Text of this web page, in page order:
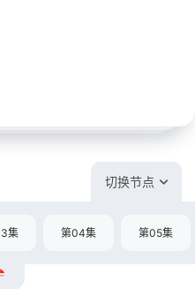
切换节点
集 第04集 第05集